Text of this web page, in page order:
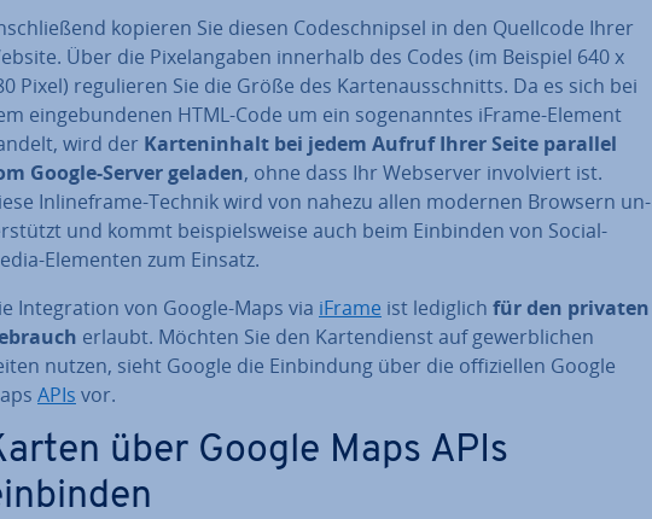
kopieren Sie diesen Code­schnip­sel in den Quellcode Ihrer
Über die Pi­xel­an­ga­ben innerhalb des Codes (im Beispiel 640 x
Pixel) re­gu­lie­ren Sie die Größe des Kar­ten­aus­schnitts. Da es sich bei
ein­ge­bun­de­nen HTML-Code um ein so­ge­nann­tes iFrame-Element
wird der Kar­ten­in­halt bei jedem Aufruf Ihrer Seite parallel
Google-Server geladen, ohne dass Ihr Webserver in­vol­viert ist.
In­line­frame-Technik wird von nahezu allen modernen Browsern un­
und kommt bei­spiels­wei­se auch beim Einbinden von Social-
Elementen zum Einsatz.
In­te­gra­ti­on von Google-Maps via iFrame ist lediglich für den privaten
erlaubt. Möchten Sie den Kar­ten­dienst auf ge­werb­li­chen
nutzen, sieht Google die Ein­bin­dung über die of­fi­zi­el­len Google
APIs vor.
über Google Maps APIs